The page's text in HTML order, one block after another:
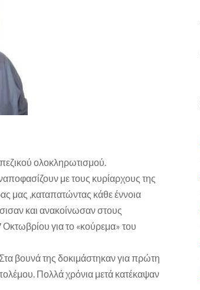
ολοκληρωτισμού.
με τους κυρίαρχους της
μας ,καταπατώντας κάθε έννοια
και ανακοίνωσαν στους
για το «κούρεμα» του
βουνά της δοκιμάστηκαν για πρώτη
Πολλά χρόνια μετά κατέκαψαν